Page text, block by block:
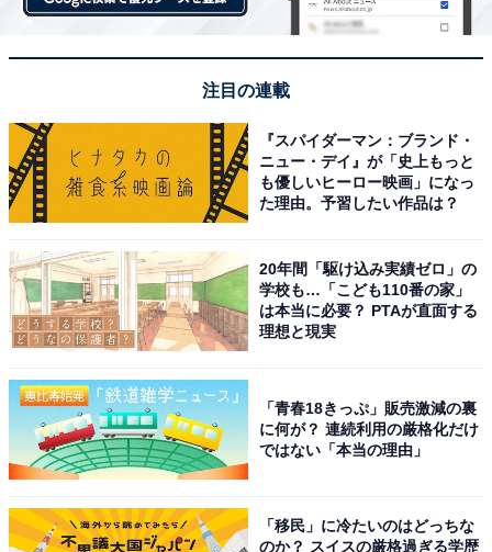
注目の連載
『スパイダーマン：ブランド・
ニュー・デイ』が「史上もっと
も優しいヒーロー映画」になっ
た理由。予習したい作品は？
20年間「駆け込み実績ゼロ」の
学校も…「こども110番の家」
は本当に必要？ PTAが直面する
理想と現実
「青春18きっぷ」販売激減の裏
に何が？ 連続利用の厳格化だけ
ではない「本当の理由」
「移民」に冷たいのはどっちな
のか？ スイスの厳格過ぎる学歴